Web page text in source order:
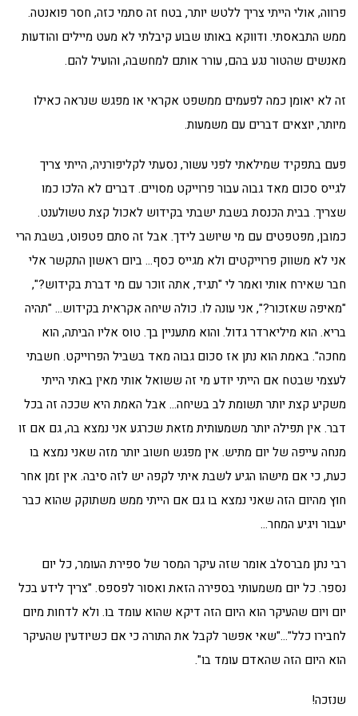
פרווה, אולי הייתי צריך ללטש יותר, בטח זה סתמי כזה, חסר פואנטה.
ממש התבאסתי. ודווקא באותו שבוע קיבלתי לא מעט מיילים והודעות
מאנשים שהטור נגע בהם, עורר אותם למחשבה, והועיל להם.
זה לא יאומן כמה לפעמים ממשפט אקראי או מפגש שנראה כאילו
מיותר, יוצאים דברים עם משמעות.
פעם בתפקיד שמילאתי לפני עשור, נסעתי לקליפורניה, הייתי צריך
לגייס סכום מאד גבוה עבור פרוייקט מסויים. דברים לא הלכו כמו
שצריך. בבית הכנסת בשבת ישבתי בקידוש לאכול קצת טשולענט.
כמובן, מפטפטים עם מי שיושב לידך. אבל זה סתם פטפוט, בשבת הרי
אני לא משווק פרוייקטים ולא מגייס כסף… ביום ראשון התקשר אלי
חבר שאירח אותי ואמר לי "תגיד, אתה זוכר עם מי דברת בקידוש?",
"מאיפה שאזכור?", אני עונה לו. כולה שיחה אקראית בקידוש… "תהיה
בריא. הוא מיליארדר גדול. והוא מתעניין בך. טוס אליו הביתה, הוא
מחכה". באמת הוא נתן אז סכום גבוה מאד בשביל הפרוייקט. חשבתי
לעצמי שבטח אם הייתי יודע מי זה ששואל אותי מאין באתי הייתי
משקיע קצת יותר תשומת לב בשיחה… אבל האמת היא שככה זה בכל
דבר. אין תפילה יותר משמעותית מזאת שכרגע אני נמצא בה, גם אם זו
מנחה עייפה של יום מתיש. אין מפגש חשוב יותר מזה שאני נמצא בו
כעת, כי אם מישהו הגיע לשבת איתי לקפה יש לזה סיבה. אין זמן אחר
חוץ מהיום הזה שאני נמצא בו גם אם הייתי ממש משתוקק שהוא כבר
יעבור ויגיע המחר…
רבי נתן מברסלב אומר שזה עיקר המסר של ספירת העומר, כל יום
נספר. כל יום משמעותי בספירה הזאת ואסור לפספס. "צריך לידע בכל
יום ויום שהעיקר הוא היום הזה דיקא שהוא עומד בו. ולא לדחות מיום
לחבירו כלל"…"שאי אפשר לקבל את התורה כי אם כשיודעין שהעיקר
הוא היום הזה שהאדם עומד בו".
שנזכה!